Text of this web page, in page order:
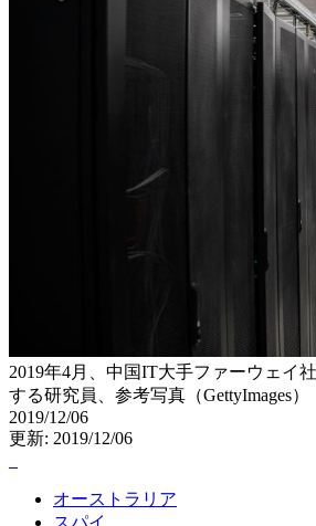
2019年4月、中国IT大手ファーウェイ
する研究員、参考写真（GettyImages）
2019/12/06
更新: 2019/12/06
オーストラリア